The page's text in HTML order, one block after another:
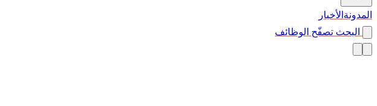
المدونة الأخبار
البحث تصفّح الوظائف